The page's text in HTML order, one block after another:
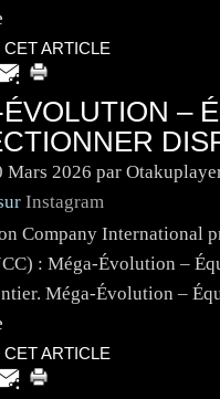
ARTICLE
–
Mars 2026 par
Instagram
Company International
: Méga-Évolution –
Méga-Évolution –
ARTICLE